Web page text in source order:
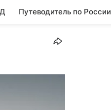
Путеводитель по России